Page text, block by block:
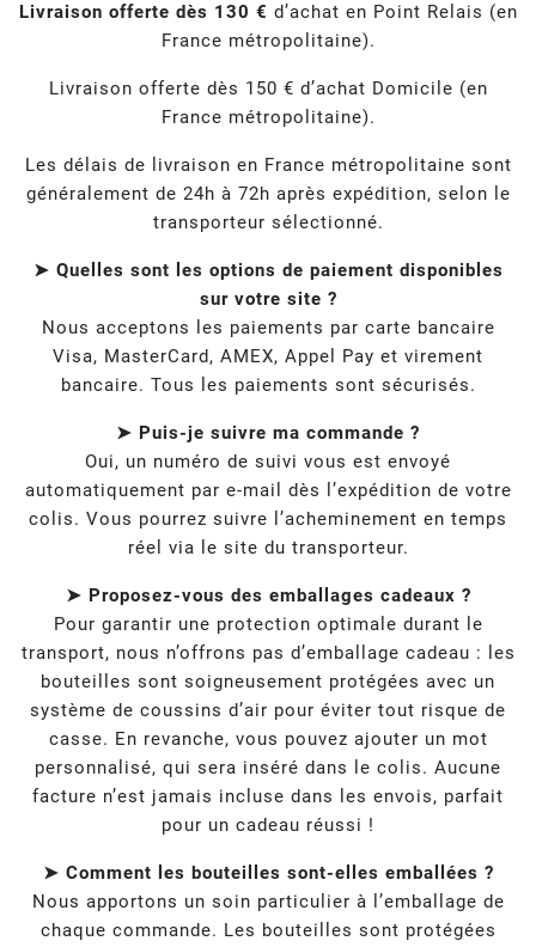
Livraison offerte dès 130 € d’achat en Point Relais (en
France métropolitaine).
Livraison offerte dès 150 € d’achat Domicile (en
France métropolitaine).
Les délais de livraison en France métropolitaine sont
généralement de 24h à 72h après expédition, selon le
transporteur sélectionné.
➤ Quelles sont les options de paiement disponibles
sur votre site ?
Nous acceptons les paiements par carte bancaire
Visa, MasterCard, AMEX, Appel Pay et virement
bancaire. Tous les paiements sont sécurisés.
➤ Puis-je suivre ma commande ?
Oui, un numéro de suivi vous est envoyé
automatiquement par e-mail dès l’expédition de votre
colis. Vous pourrez suivre l’acheminement en temps
réel via le site du transporteur.
➤ Proposez-vous des emballages cadeaux ?
Pour garantir une protection optimale durant le
transport, nous n’offrons pas d’emballage cadeau : les
bouteilles sont soigneusement protégées avec un
système de coussins d’air pour éviter tout risque de
casse. En revanche, vous pouvez ajouter un mot
personnalisé, qui sera inséré dans le colis. Aucune
facture n’est jamais incluse dans les envois, parfait
pour un cadeau réussi !
➤ Comment les bouteilles sont-elles emballées ?
Nous apportons un soin particulier à l’emballage de
chaque commande. Les bouteilles sont protégées